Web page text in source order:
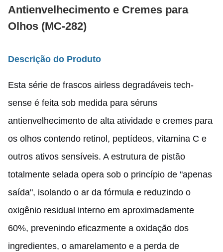
Antienvelhecimento e Cremes para
Olhos (MC-282)
Descrição do Produto
Esta série de frascos airless degradáveis tech-
sense é feita sob medida para séruns
antienvelhecimento de alta atividade e cremes para
os olhos contendo retinol, peptídeos, vitamina C e
outros ativos sensíveis. A estrutura de pistão
totalmente selada opera sob o princípio de "apenas
saída", isolando o ar da fórmula e reduzindo o
oxigênio residual interno em aproximadamente
60%, prevenindo eficazmente a oxidação dos
ingredientes, o amarelamento e a perda de